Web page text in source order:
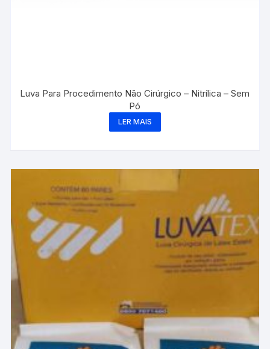
Luva Para Procedimento Não Cirúrgico – Nitrílica – Sem
Pó
LER MAIS